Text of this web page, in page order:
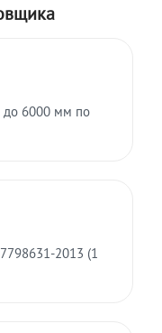
до 6000 мм по
2013 (1